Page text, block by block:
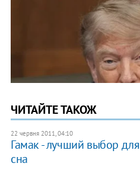
ЧИТАЙТЕ ТАКОЖ
22 червня 2011, 04:10
Гамак - лучший выбор
сна